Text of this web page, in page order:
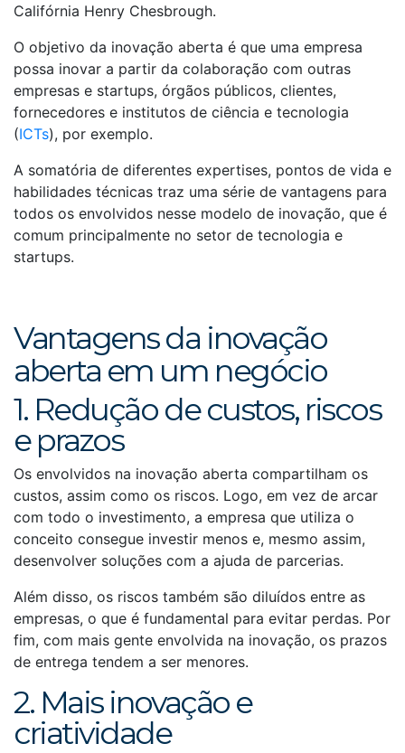
Califórnia Henry Chesbrough.
O objetivo da inovação aberta é que uma empresa
possa inovar a partir da colaboração com outras
empresas e startups, órgãos públicos, clientes,
fornecedores e institutos de ciência e tecnologia
(ICTs), por exemplo.
A somatória de diferentes expertises, pontos de vida e
habilidades técnicas traz uma série de vantagens para
todos os envolvidos nesse modelo de inovação, que é
comum principalmente no setor de tecnologia e
startups.
Vantagens da inovação
aberta em um negócio
1. Redução de custos, riscos
e prazos
Os envolvidos na inovação aberta compartilham os
custos, assim como os riscos. Logo, em vez de arcar
com todo o investimento, a empresa que utiliza o
conceito consegue investir menos e, mesmo assim,
desenvolver soluções com a ajuda de parcerias.
Além disso, os riscos também são diluídos entre as
empresas, o que é fundamental para evitar perdas. Por
fim, com mais gente envolvida na inovação, os prazos
de entrega tendem a ser menores.
2. Mais inovação e
criatividade